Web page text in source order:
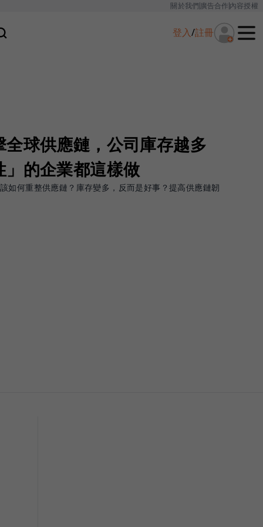
關於我們廣告合作內容授權
登入/註冊
球供應鏈，公司庫存越多
的企業都這樣做
如何重整供應鏈？庫存變多，反而是好事？提高供應鏈韌